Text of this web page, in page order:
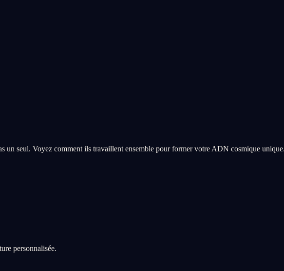
un seul. Voyez comment ils travaillent ensemble pour former votre ADN cosmique
personnalisée.